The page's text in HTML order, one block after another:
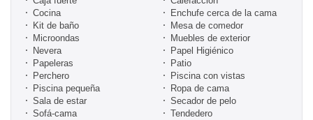
Cocina
Enchufe cerca de la cama
Kit de baño
Mesa de comedor
Microondas
Muebles de exterior
Nevera
Papel Higiénico
Papeleras
Patio
Perchero
Piscina con vistas
Piscina pequeña
Ropa de cama
Sala de estar
Secador de pelo
Sofá-cama
Tendedero